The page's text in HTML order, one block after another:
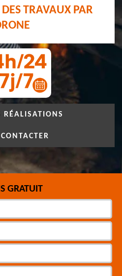
TRAVAUX PAR
RÉALISATIONS
GRATUIT